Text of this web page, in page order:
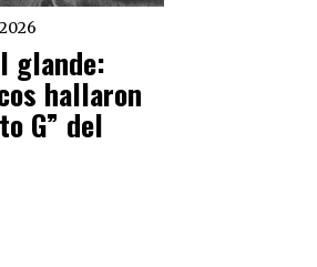
glande:
hallaron
G” del